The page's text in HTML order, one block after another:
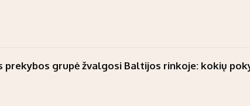
prekybos grupė žvalgosi Baltijos rinkoje: kokių